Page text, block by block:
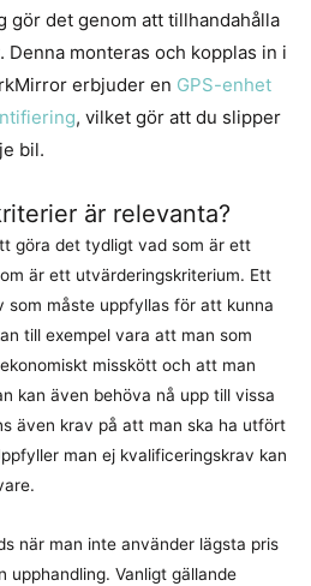
det genom att tillhandahålla
monteras och kopplas in i
erbjuder en GPS-enhet
, vilket gör att du slipper
bil.
är relevanta?
göra det tydligt vad som är ett
är ett utvärderingskriterium. Ett
som måste uppfyllas för att kunna
till exempel vara att man som
misskött och att man
kan även behöva nå upp till vissa
även krav på att man ska ha utfört
man ej kvalificeringskrav kan
när man inte använder lägsta pris
upphandling. Vanligt gällande